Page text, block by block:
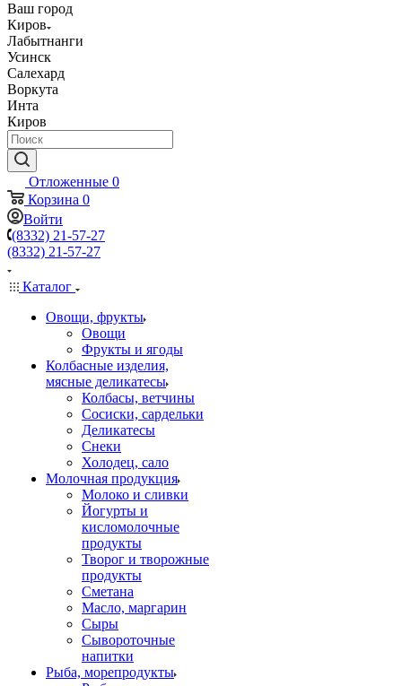
Ваш город
Киров
Лабытнанги
Усинск
Салехард
Воркута
Инта
Киров
Отложенные 0
Корзина 0
Войти
(8332) 21-57-27
(8332) 21-57-27
Каталог
Овощи, фрукты
Овощи
Фрукты и ягоды
Колбасные изделия,
мясные деликатесы
Колбасы, ветчины
Сосиски, сардельки
Деликатесы
Снеки
Холодец, сало
Молочная продукция
Молоко и сливки
Йогурты и
кисломолочные
продукты
Творог и творожные
продукты
Сметана
Масло, маргарин
Сыры
Сывороточные
напитки
Рыба, морепродукты